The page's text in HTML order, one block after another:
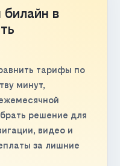
в
тарифы по
минут,
решение для
видео и
за лишние